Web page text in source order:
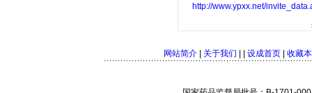
http://www.ypxx.net/
网站简介 关于我们 设成首页 收藏